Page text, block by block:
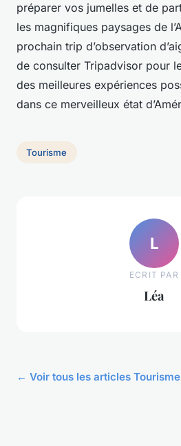
préparer vos jumelles et de
les magnifiques paysages de
prochain trip d’observation
de consulter Tripadvisor pour
des meilleures expériences
dans ce merveilleux état
Tourisme
L
ECRIT PAR
Léa
← Voir tous les articles Tourisme